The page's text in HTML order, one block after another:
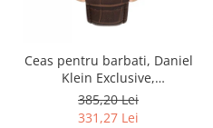
Ceas pentru barbati, Daniel
Klein Exclusive,
DK.1.13748.5
385,20 Lei
331,27 Lei